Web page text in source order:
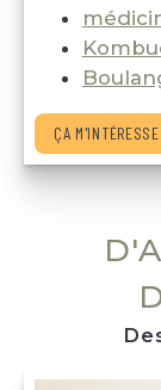
ÇA M'INTÉRESSE